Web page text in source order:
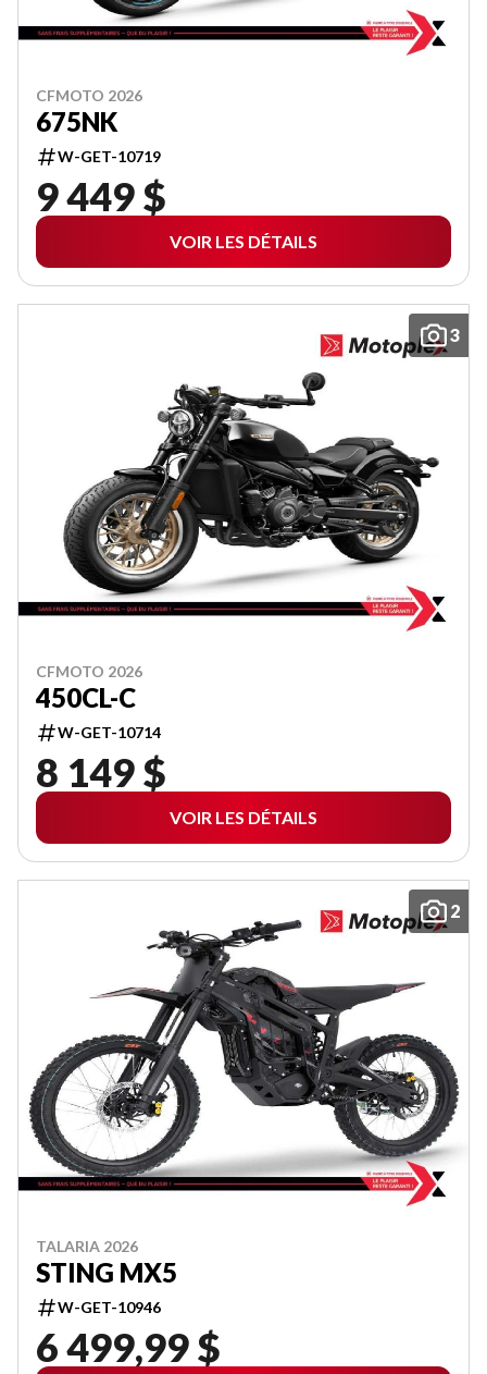
CFMOTO 2026
675NK
W-GET-10719
9 449 $
VOIR LES DÉTAILS
3
CFMOTO 2026
450CL-C
W-GET-10714
8 149 $
VOIR LES DÉTAILS
2
TALARIA 2026
STING MX5
W-GET-10946
6 499,99 $